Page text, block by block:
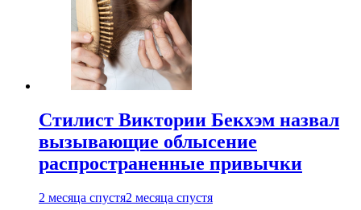
Стилист Виктории Бекхэм назвал
вызывающие облысение
распространенные привычки
2 месяца спустя2 месяца спустя